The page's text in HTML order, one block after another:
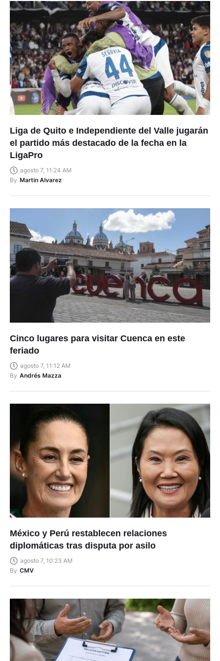
Liga de Quito e Independiente del Valle jugarán
el partido más destacado de la fecha en la
LigaPro
agosto 7, 11:24 AM
By Martin Alvarez
Cinco lugares para visitar Cuenca en este
feriado
agosto 7, 11:12 AM
By Andrés Mazza
México y Perú restablecen relaciones
diplomáticas tras disputa por asilo
agosto 7, 10:23 AM
By CMV